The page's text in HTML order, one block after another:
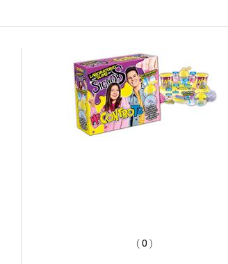
(0 )